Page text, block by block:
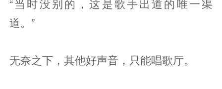
“当时没别的，这是歌手出道的唯一渠
道。”
无奈之下，其他好声音，只能唱歌厅。